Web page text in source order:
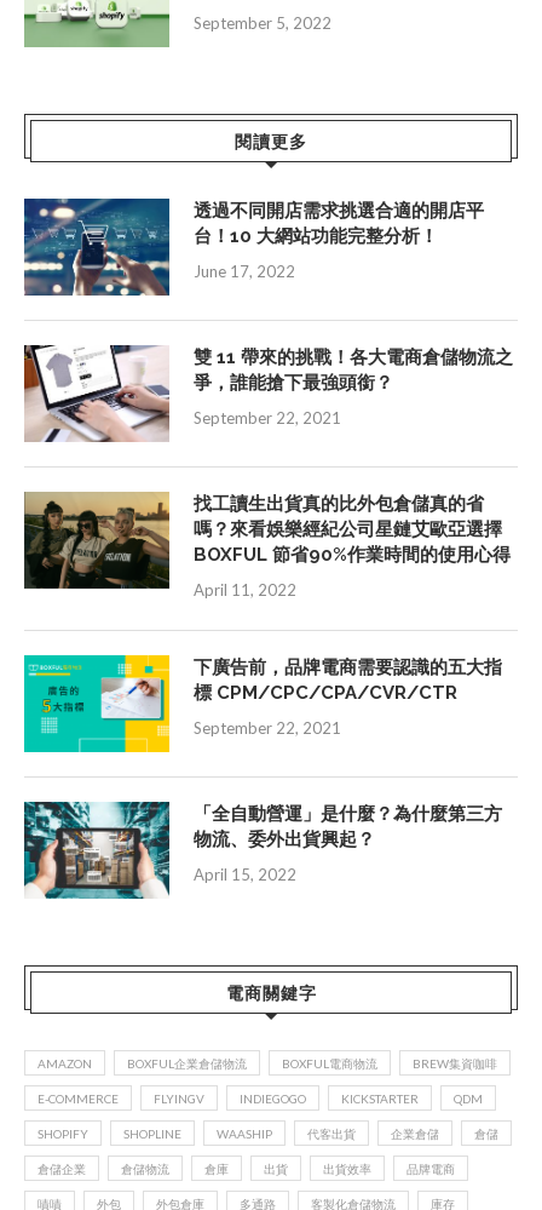
September 5, 2022
閱讀更多
透過不同開店需求挑選合適的開店平
台！10 大網站功能完整分析！
June 17, 2022
雙 11 帶來的挑戰！各大電商倉儲物流之
爭，誰能搶下最強頭銜？
September 22, 2021
找工讀生出貨真的比外包倉儲真的省
嗎？來看娛樂經紀公司星鏈艾歐亞選擇
BOXFUL 節省90%作業時間的使用心得
April 11, 2022
下廣告前，品牌電商需要認識的五大指
標 CPM/CPC/CPA/CVR/CTR
September 22, 2021
「全自動營運」是什麼？為什麼第三方
物流、委外出貨興起？
April 15, 2022
電商關鍵字
AMAZON BOXFUL企業倉儲物流 BOXFUL電商物流 BREW集資咖啡
E-COMMERCE FLYINGV INDIEGOGO KICKSTARTER QDM
SHOPIFY SHOPLINE WAASHIP 代客出貨 企業倉儲 倉儲
倉儲企業 倉儲物流 倉庫 出貨 出貨效率 品牌電商
嘖嘖 外包 外包倉庫 多通路 客製化倉儲物流 庫存